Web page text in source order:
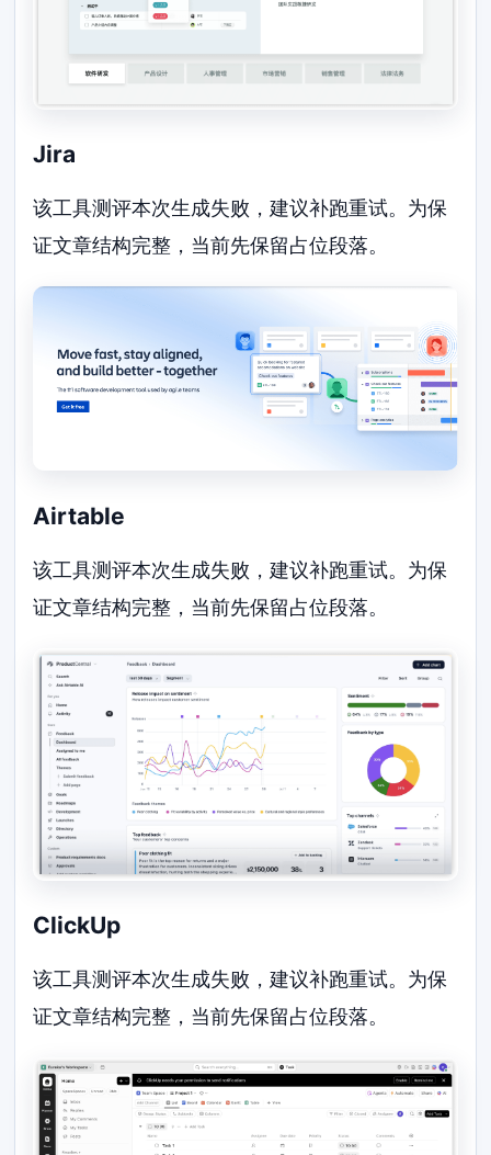
Jira
该工具测评本次生成失败，建议补跑重试。为保
证文章结构完整，当前先保留占位段落。
Airtable
该工具测评本次生成失败，建议补跑重试。为保
证文章结构完整，当前先保留占位段落。
ClickUp
该工具测评本次生成失败，建议补跑重试。为保
证文章结构完整，当前先保留占位段落。